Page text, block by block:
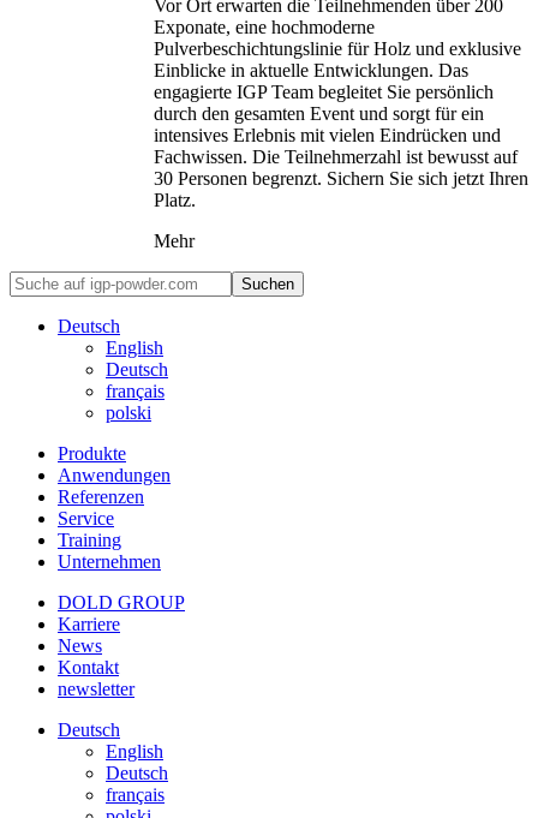
Vor Ort erwarten die Teilnehmenden über 200
Exponate, eine hochmoderne
Pulverbeschichtungslinie für Holz und exklusive
Einblicke in aktuelle Entwicklungen. Das
engagierte IGP Team begleitet Sie persönlich
durch den gesamten Event und sorgt für ein
intensives Erlebnis mit vielen Eindrücken und
Fachwissen. Die Teilnehmerzahl ist bewusst auf
30 Personen begrenzt. Sichern Sie sich jetzt Ihren
Platz.
Mehr
Suchen
Deutsch
English
Deutsch
français
polski
Produkte
Anwendungen
Referenzen
Service
Training
Unternehmen
DOLD GROUP
Karriere
News
Kontakt
newsletter
Deutsch
English
Deutsch
français